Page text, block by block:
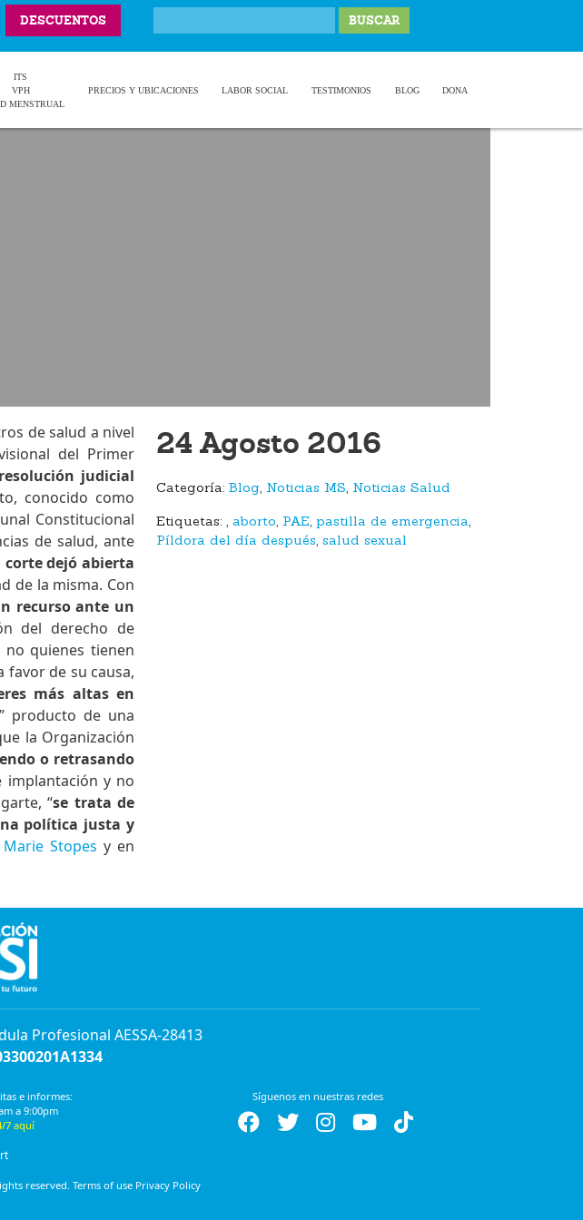
DESCUENTOS
ITS
VPH
MENSTRUAL
PRECIOS Y UBICACIONES LABOR SOCIAL TESTIMONIOS BLOG DONA
de salud a nivel
del Primer
judicial
conocido como
Constitucional
de salud, ante
corte dejó abierta
de la misma. Con
recurso ante un
del derecho de
quienes tienen
favor de su causa,
más altas en
producto de una
la Organización
o retrasando
implantación y no
“se trata de
política justa y
Marie Stopes y en
24 Agosto 2016
Categoría: Blog, Noticias MS, Noticias Salud
Etiquetas: , aborto, PAE, pastilla de emergencia,
Píldora del día después, salud sexual
Profesional AESSA-28413
e informes:
a 9:00pm
7 aquí
Síguenos en nuestras redes
reserved. Terms of use Privacy Policy